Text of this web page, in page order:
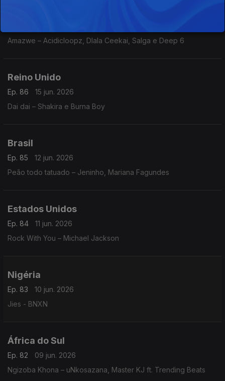
Amazwe – Acidicloopz, Dlala Ceekai, Salga e Deep 6
Reino Unido
Ep. 86
15 jun. 2026
Dai dai – Shakira e Burna Boy
Brasil
Ep. 85
12 jun. 2026
Peão todo tatuado – Jeninho, Mariana Fagundes
Estados Unidos
Ep. 84
11 jun. 2026
Rock With You – Michael Jackson
Nigéria
Ep. 83
10 jun. 2026
Jies - BNXN
África do Sul
Ep. 82
09 jun. 2026
Ngizoba Khona – uNkosazana, Master KJ ft. Trending Beats